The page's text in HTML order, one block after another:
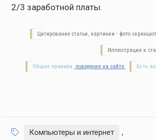
2/3 заработной платы.
Цитирование статьи, картинки - фото
Иллюстрация к
Есть
Общие правила поведения на сайте.
Компьютеры и интернет
,